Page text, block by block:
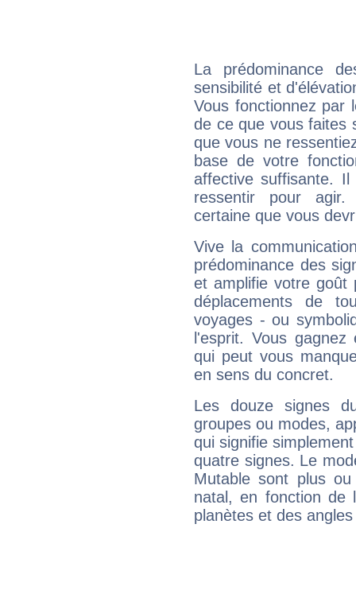
La prédominance
sensibilité et
Vous fonctionnez
de ce que vous faites
que vous ne
base de votre
affective suffisante.
ressentir pour agir.
certaine que vous
Vive la
prédominance des
et amplifie votre goût
déplacements de
voyages - ou
l'esprit. Vous
qui peut vous
en sens du concret.
Les douze signes
groupes ou modes,
qui signifie
quatre signes. Le
Mutable sont plus
natal, en fonction de
planètes et des